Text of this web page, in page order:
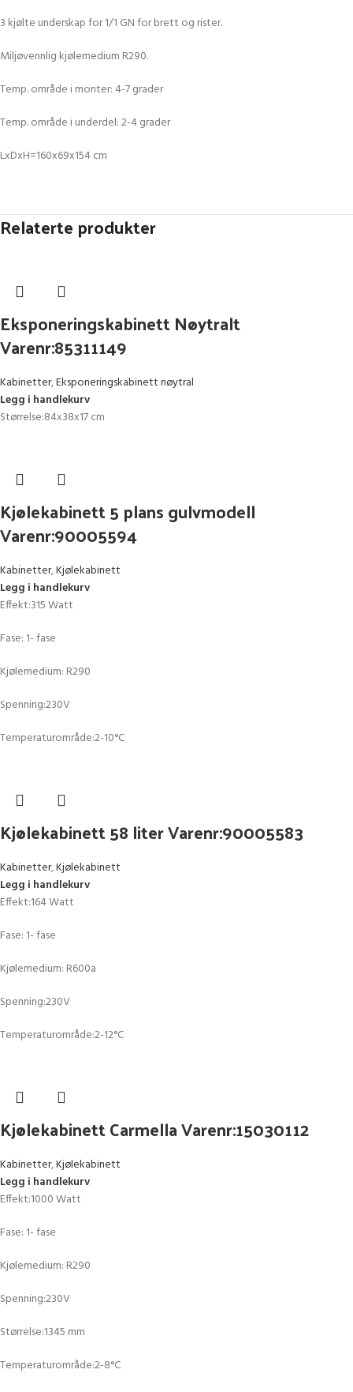
3 kjølte underskap for 1/1 GN for brett og rister.
Miljøvennlig kjølemedium R290.
Temp. område i monter: 4-7 grader
Temp. område i underdel: 2-4 grader
LxDxH=160x69x154 cm
Relaterte produkter
Eksponeringskabinett Nøytralt
Varenr:85311149
Kabinetter,Eksponeringskabinett nøytral
Legg i handlekurv
Størrelse:84x38x17 cm
Kjølekabinett 5 plans gulvmodell
Varenr:90005594
Kabinetter,Kjølekabinett
Legg i handlekurv
Effekt:315 Watt
Fase: 1- fase
Kjølemedium: R290
Spenning:230V
Temperaturområde:2-10°C
Kjølekabinett 58 liter Varenr:90005583
Kabinetter,Kjølekabinett
Legg i handlekurv
Effekt:164 Watt
Fase: 1- fase
Kjølemedium: R600a
Spenning:230V
Temperaturområde:2-12°C
Kjølekabinett Carmella Varenr:15030112
Kabinetter,Kjølekabinett
Legg i handlekurv
Effekt:1000 Watt
Fase: 1- fase
Kjølemedium: R290
Spenning:230V
Størrelse:1345 mm
Temperaturområde:2-8°C